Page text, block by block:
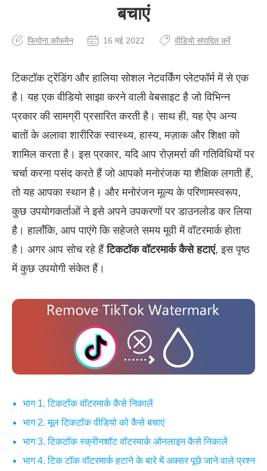
बचाएं
फियोना कॉफमैन 16 मई 2022 वीडियो संपादित करें
टिकटॉक ट्रेंडिंग और हालिया सोशल नेटवर्किंग प्लेटफॉर्म में से एक
है। यह एक वीडियो साझा करने वाली वेबसाइट है जो विभिन्न
प्रकार की सामग्री प्रसारित करती है। साथ ही, यह ऐप अन्य
बातों के अलावा शारीरिक स्वास्थ्य, हास्य, मज़ाक और शिक्षा को
शामिल करता है। इस प्रकार, यदि आप रोज़मर्रा की गतिविधियों पर
चर्चा करना पसंद करते हैं जो आपको मनोरंजक या शैक्षिक लगती हैं,
तो यह आपका स्थान है। और मनोरंजन मूल्य के परिणामस्वरूप,
कुछ उपयोगकर्ताओं ने इसे अपने उपकरणों पर डाउनलोड कर लिया
है। हालाँकि, आप पाएंगे कि सहेजते समय मूवी में वॉटरमार्क होता
है। अगर आप सोच रहे हैंटिकटॉक वॉटरमार्क कैसे हटाएं, इस पृष्ठ
में कुछ उपयोगी संकेत हैं।
भाग 1. टिकटॉक वॉटरमार्क कैसे निकालें
भाग 2. मूल टिकटॉक वीडियो को कैसे बचाएं
भाग 3. टिकटॉक स्क्रीनशॉट वॉटरमार्क ऑनलाइन कैसे निकालें
भाग 4. टिक टॉक वॉटरमार्क हटाने के बारे में अक्सर पूछे जाने वाले प्रश्न